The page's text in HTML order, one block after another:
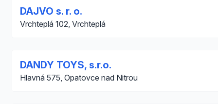
DAJVO s. r. o.
Vrchteplá 102, Vrchteplá
DANDY TOYS, s.r.o.
Hlavná 575, Opatovce nad Nitrou